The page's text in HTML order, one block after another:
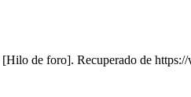
[Hilo de foro]. Recuperado de